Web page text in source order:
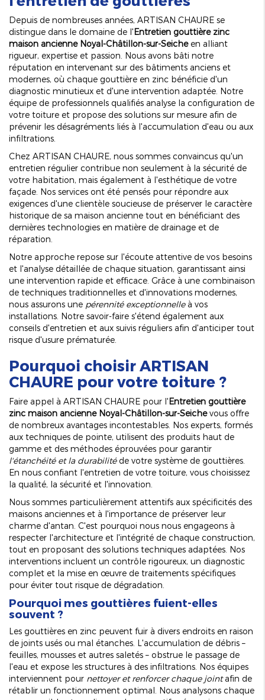
Depuis de nombreuses années, ARTISAN CHAURE se
distingue dans le domaine de l'Entretien gouttière zinc
maison ancienne Noyal-Châtillon-sur-Seicheen alliant
rigueur, expertise et passion. Nous avons bâti notre
réputation en intervenant sur des bâtiments anciens et
modernes, où chaque gouttière en zinc bénéficie d'un
diagnostic minutieux et d'une intervention adaptée. Notre
équipe de professionnels qualifiés analyse la configuration de
votre toiture et propose des solutions sur mesure afin de
prévenir les désagréments liés à l'accumulation d'eau ou aux
infiltrations.
Chez ARTISAN CHAURE, nous sommes convaincus qu'un
entretien régulier contribue non seulement à la sécurité de
votre habitation, mais également à l'esthétique de votre
façade. Nos services ont été pensés pour répondre aux
exigences d'une clientèle soucieuse de préserver le caractère
historique de sa maison ancienne tout en bénéficiant des
dernières technologies en matière de drainage et de
réparation.
Notre approche repose sur l'écoute attentive de vos besoins
et l'analyse détaillée de chaque situation, garantissant ainsi
une intervention rapide et efficace. Grâce à une combinaison
de techniques traditionnelles et d'innovations modernes,
nous assurons une pérennité exceptionnelleà vos
installations. Notre savoir-faire s'étend également aux
conseils d'entretien et aux suivis réguliers afin d'anticiper tout
risque d'usure prématurée.
Pourquoi choisir ARTISAN
CHAURE pour votre toiture ?
Faire appel à ARTISAN CHAURE pour l'Entretien gouttière
zinc maison ancienne Noyal-Châtillon-sur-Seichevous offre
de nombreux avantages incontestables. Nos experts, formés
aux techniques de pointe, utilisent des produits haut de
gamme et des méthodes éprouvées pour garantir
l'étanchéité et la durabilitéde votre système de gouttières.
En nous confiant l'entretien de votre toiture, vous choisissez
la qualité, la sécurité et l'innovation.
Nous sommes particulièrement attentifs aux spécificités des
maisons anciennes et à l'importance de préserver leur
charme d'antan. C'est pourquoi nous nous engageons à
respecter l'architecture et l'intégrité de chaque construction,
tout en proposant des solutions techniques adaptées. Nos
interventions incluent un contrôle rigoureux, un diagnostic
complet et la mise en œuvre de traitements spécifiques
pour éviter tout risque de dégradation.
Pourquoi mes gouttières fuient-elles
souvent ?
Les gouttières en zinc peuvent fuir à divers endroits en raison
de joints usés ou mal étanches. L'accumulation de débris –
feuilles, mousses et autres saletés – obstrue le passage de
l'eau et expose les structures à des infiltrations. Nos équipes
interviennent pour nettoyer et renforcer chaque jointafin de
rétablir un fonctionnement optimal. Nous analysons chaque